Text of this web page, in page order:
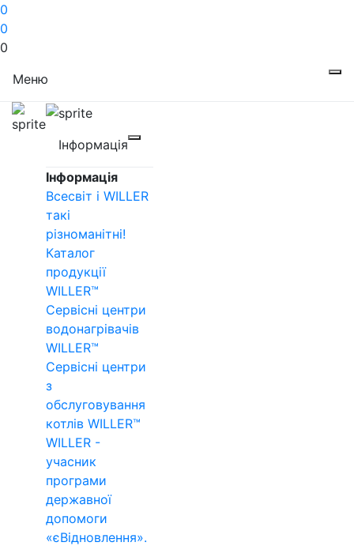
0
0
0
Меню
Інформація
Інформація
Всесвіт і WILLER
такі
різноманітні!
Каталог
продукції
WILLER™
Сервісні центри
водонагрівачів
WILLER™
Сервісні центри
з
обслуговування
котлів WILLER™
WILLER -
учасник
програми
державної
допомоги
«єВідновлення».